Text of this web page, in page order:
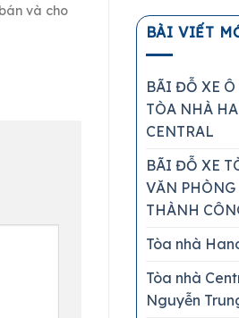
và cho
Khu du lịch nghỉ
D’Evelyn Beach Địa...
BÀI VIẾT
BÃI ĐỖ XE
TÒA NHÀ
CENTRAL
BÃI ĐỖ XE
VĂN
THÀNH
Tòa nhà
Tòa nhà
Nguyễn